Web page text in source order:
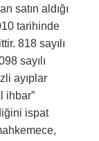
satın aldığı
tarihinde
818 sayılı
sayılı
ayıplar
ihbar”
ispat